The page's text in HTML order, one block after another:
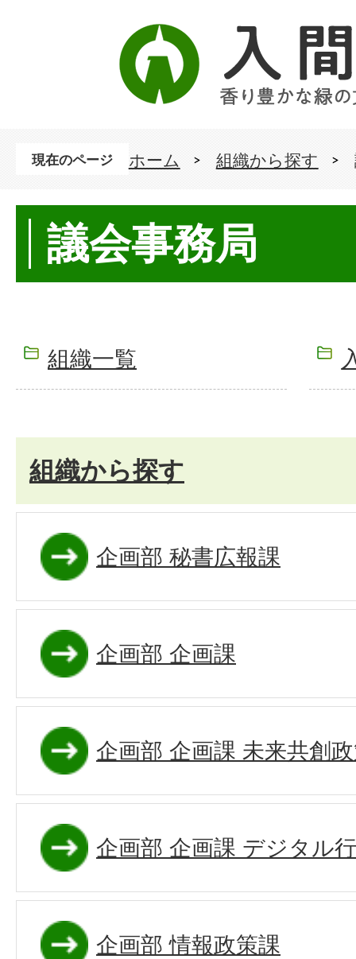
現在のページ ホーム 組織から探す
議会事務局
組織一覧
組織から探す
企画部 秘書広報課
企画部 企画課
企画部 企画課 未来共創
企画部 企画課 デジタル
企画部 情報政策課